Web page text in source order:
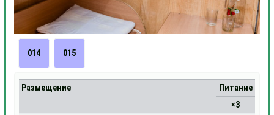
014 015
Размещение
Питание
×3